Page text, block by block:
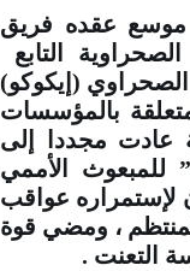
موسع عقده فريق
التابع
الصحراوي (إيكوكو)
بالمؤسسات
عادت مجددا إلى
للمبعوث الأممي
ما قد تكون لإستمراره عواقب
، ومضي قوة
التعنت .